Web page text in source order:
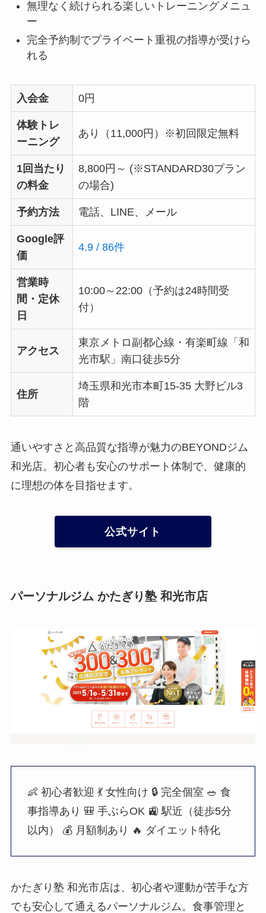
無理なく続けられる楽しいトレーニングメニュ
ー
完全予約制でプライベート重視の指導が受けら
れる
入会金 0円
体験トレ
ーニング
あり（11,000円）※初回限定無料
1回当たり
の料金
8,800円～ (※STANDARD30プラン
の場合)
予約方法 電話、LINE、メール
Google評
価
4.9 / 86件
営業時
間・定休
日
10:00～22:00（予約は24時間受
付）
アクセス
東京メトロ副都心線・有楽町線「和
光市駅」南口徒歩5分
住所
埼玉県和光市本町15-35 大野ビル3
階
通いやすさと高品質な指導が魅力のBEYONDジム
和光店。初心者も安心のサポート体制で、健康的
に理想の体を目指せます。
公式サイト
パーソナルジム かたぎり塾 和光市店
👶 初心者歓迎 💃 女性向け 🔒 完全個室 🥗 食
事指導あり 🎒 手ぶらOK 🚉 駅近（徒歩5分
以内）
💰 月額制あり 🔥 ダイエット特化
かたぎり塾 和光市店は、初心者や運動が苦手な方
でも安心して通えるパーソナルジム。食事管理と